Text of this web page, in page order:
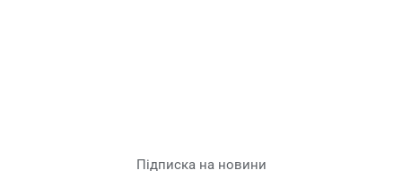
Підписка на новини